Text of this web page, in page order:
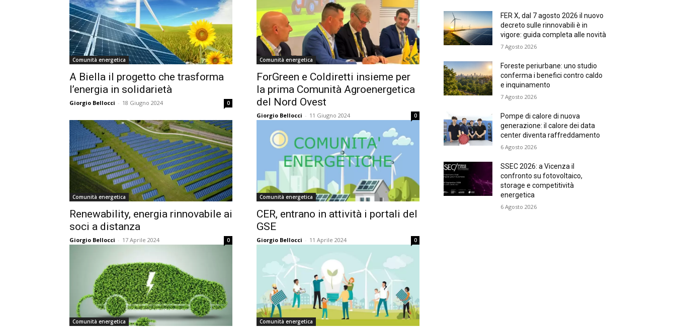
Comunità energetica
A Biella il progetto che trasforma
l’energia in solidarietà
Giorgio Bellocci - 18 Giugno 2024 0
Comunità energetica
ForGreen e Coldiretti insieme per
la prima Comunità Agroenergetica
del Nord Ovest
Giorgio Bellocci - 11 Giugno 2024 0
Comunità energetica
Renewability, energia rinnovabile ai
soci a distanza
Giorgio Bellocci - 17 Aprile 2024 0
Comunità energetica
CER, entrano in attività i portali del
GSE
Giorgio Bellocci - 11 Aprile 2024 0
Comunità energetica Comunità energetica
FER X, dal 7 agosto 2026 il nuovo
decreto sulle rinnovabili è in
vigore: guida completa alle novità
7 Agosto 2026
Foreste periurbane: uno studio
conferma i benefici contro caldo
e inquinamento
7 Agosto 2026
Pompe di calore di nuova
generazione: il calore dei data
center diventa raffreddamento
6 Agosto 2026
SSEC 2026: a Vicenza il
confronto su fotovoltaico,
storage e competitività
energetica
6 Agosto 2026